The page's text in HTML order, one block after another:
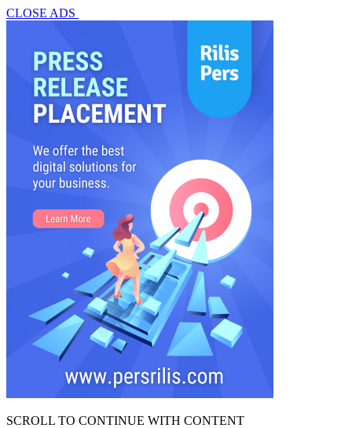
CLOSE ADS
SCROLL TO CONTINUE WITH CONTENT